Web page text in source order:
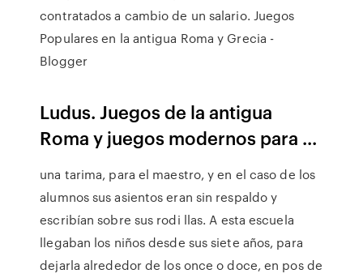
contratados a cambio de un salario. Juegos
Populares en la antigua Roma y Grecia -
Blogger
Ludus. Juegos de la antigua
Roma y juegos modernos para ...
una tarima, para el maestro, y en el caso de los
alumnos sus asientos eran sin respaldo y
escribían sobre sus rodi llas. A esta escuela
llegaban los niños desde sus siete años, para
dejarla alrededor de los once o doce, en pos de